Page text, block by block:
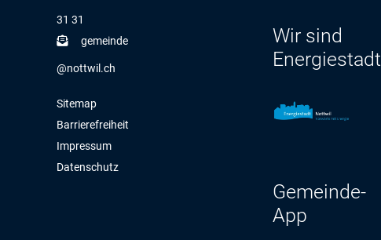
31 31
g m nd
n ttw ch
Sitemap
Barrierefreiheit
Impressum
Datenschutz
Wir sind
Energiestadt
Gemeinde-
App